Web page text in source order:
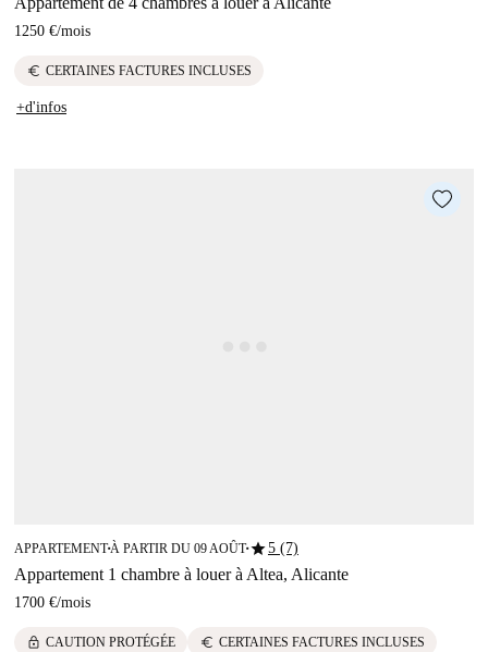
1250 €/mois
euro CERTAINES FACTURES INCLUSES
+d'infos
APPARTEMENT■À PARTIR DU 09 AOÛT■star5 (7)
Appartement 1 chambre à louer à Altea, Alicante
1700 €/mois
lock CAUTION PROTÉGÉE euro CERTAINES FACTURES INCLUSES